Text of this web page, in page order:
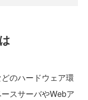
のハードウェア環
スサーバやWebア